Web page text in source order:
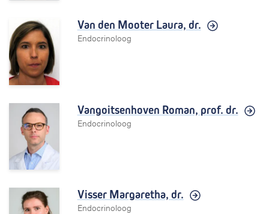
Van den Mooter Laura, dr.
Endocrinoloog
Vangoitsenhoven Roman, prof. dr.
Endocrinoloog
Visser Margaretha, dr.
Endocrinoloog